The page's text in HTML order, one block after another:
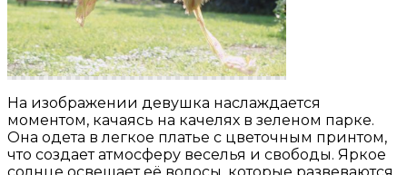
На изображении девушка наслаждается
моментом, качаясь на качелях в зеленом парке.
Она одета в легкое платье с цветочным принтом,
что создает атмосферу веселья и свободы. Яркое
солнце освещает её волосы, которые развеваются